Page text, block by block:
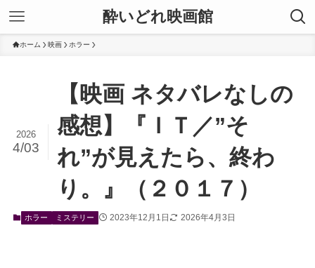
酔いどれ映画館
ホーム 映画 ホラー
【映画 ネタバレなしの
感想】『ＩＴ／”そ
れ”が見えたら、終わ
り。』（２０１７）
2026
4/03
ホラー ミステリー 2023年12月1日 2026年4月3日